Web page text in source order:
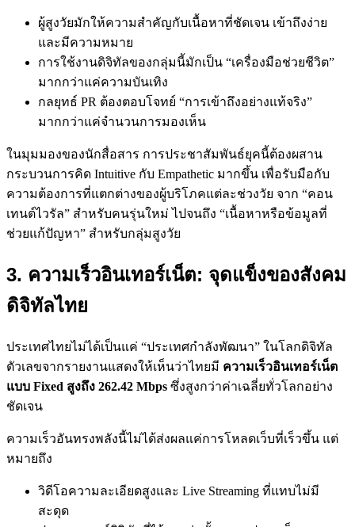
ผู้สูงวัยมักให้ความสำคัญกับเนื้อหาที่ชัดเจน เข้าถึงง่าย
และมีความหมาย
การใช้งานดิจิทัลของกลุ่มนี้มักเป็น “เครื่องมือช่วยชีวิต”
มากกว่าแค่ความบันเทิง
กลยุทธ์ PR ต้องตอบโจทย์ “การเข้าถึงอย่างแท้จริง”
มากกว่าแค่จำนวนการมองเห็น
ในมุมมองของนักสื่อสาร การประชาสัมพันธ์ยุคนี้ต้องผสาน
กระบวนการคิด Intuitive กับ Empathetic มากขึ้น เพื่อรับมือกับ
ความต้องการที่แตกต่างของผู้บริโภคแต่ละช่วงวัย จาก “คอน
เทนต์ไวรัล” สำหรับคนรุ่นใหม่ ไปจนถึง “เนื้อหาหรือข้อมูลที่
ช่วยแก้ปัญหา” สำหรับกลุ่มสูงวัย
3. ความเร็วอินเทอร์เน็ต: จุดแข็งของสังคม
ดิจิทัลไทย
ประเทศไทยไม่ได้เป็นแค่ “ประเทศกำลังพัฒนา” ในโลกดิจิทัล
ตัวเลขจากรายงานแสดงให้เห็นว่าไทยมี ความเร็วอินเทอร์เน็ต
แบบ Fixed สูงถึง 262.42 Mbps ซึ่งสูงกว่าค่าเฉลี่ยทั่วโลกอย่าง
ชัดเจน
ความเร็วอันทรงพลังนี้ไม่ได้ส่งผลแค่การโหลดเว็บที่เร็วขึ้น แต่
หมายถึง
วิดีโอความละเอียดสูงและ Live Streaming ที่แทบไม่มี
สะดุด